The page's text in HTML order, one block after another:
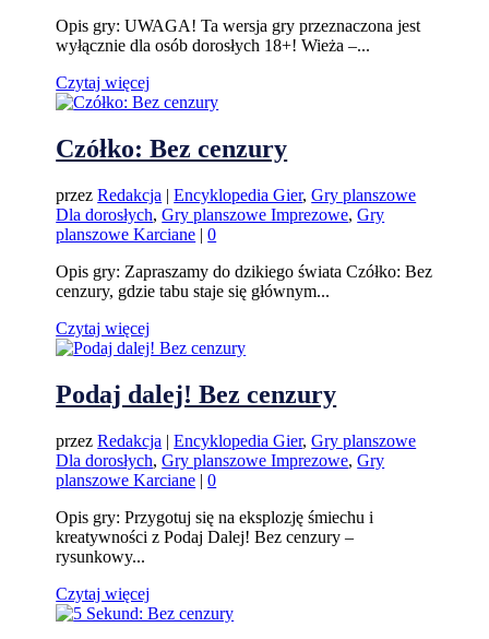
Opis gry: UWAGA! Ta wersja gry przeznaczona jest
wyłącznie dla osób dorosłych 18+! Wieża –...
Czytaj więcej
Czółko: Bez cenzury
przezRedakcja |Encyklopedia Gier,Gry planszowe
Dla dorosłych,Gry planszowe Imprezowe,Gry
planszowe Karciane |0
Opis gry: Zapraszamy do dzikiego świata Czółko: Bez
cenzury, gdzie tabu staje się głównym...
Czytaj więcej
Podaj dalej! Bez cenzury
przezRedakcja |Encyklopedia Gier,Gry planszowe
Dla dorosłych,Gry planszowe Imprezowe,Gry
planszowe Karciane |0
Opis gry: Przygotuj się na eksplozję śmiechu i
kreatywności z Podaj Dalej! Bez cenzury –
rysunkowy...
Czytaj więcej